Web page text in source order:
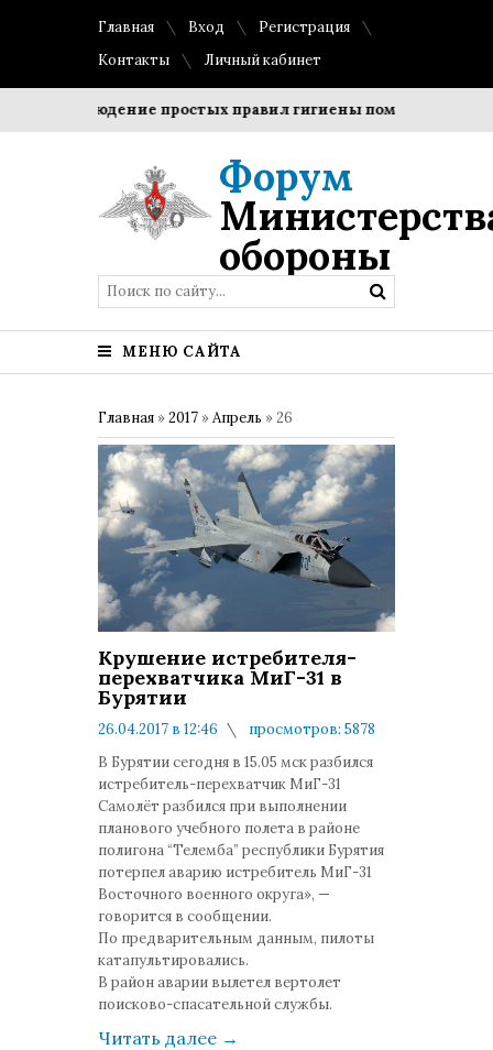
Главная Вход
Регистрация
Контакты
Личный кабинет
Соблюдение простых правил гигиены помогает
Форум
обороны
МЕНЮ САЙТА
Главная »2017 »Апрель »26
Крушение истребителя-
перехватчика МиГ-31 в
Бурятии
26.04.2017 в 12:46
просмотров: 5878
В Бурятии сегодня в 15.05 мск разбился
истребитель-перехватчик МиГ-31
Самолёт разбился при выполнении
планового учебного полета в районе
полигона “Телемба” республики Бурятия
потерпел аварию истребитель МиГ-31
Восточного военного округа», —
говорится в сообщении.
По предварительным данным, пилоты
катапультировались.
В район аварии вылетел вертолет
поисково-спасательной службы.
Читать далее →